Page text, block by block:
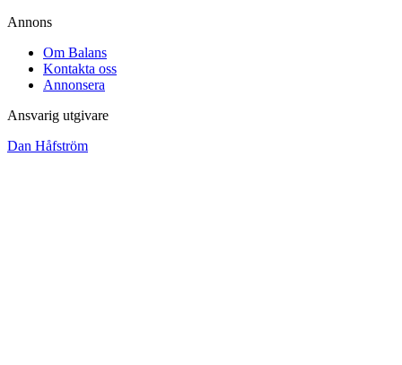
Annons
Om Balans
Kontakta oss
Annonsera
Ansvarig utgivare
Dan Håfström